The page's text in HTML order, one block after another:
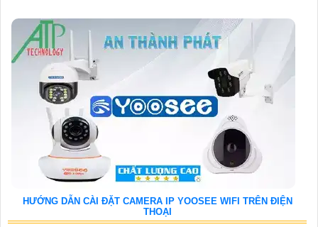
HƯỚNG DẪN CÀI ĐẶT CAMERA IP YOOSEE WIFI TRÊN ĐIỆN
THOẠI